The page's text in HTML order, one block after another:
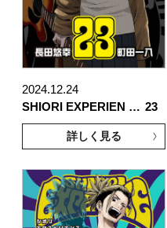
2024.12.24
SHIORI EXPERIEN … 23
詳しく見る